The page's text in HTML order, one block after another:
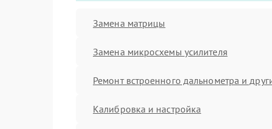
Замена матрицы
Замена микросхемы усилителя
Ремонт встроенного дальнометра и
Калибровка и настройка